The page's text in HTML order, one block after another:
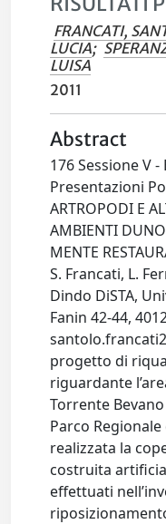
FRANCATI,
LUCIA;
LUISA
2011
Abstract
176 Sessione V
Presentazioni
ARTROPODI E
AMBIENTI
MENTE
S. Francati, L.
Dindo DiSTA,
Fanin 42-44,
progetto di
riguardante
Torrente
Parco
realizzata la
costruita
effettuati